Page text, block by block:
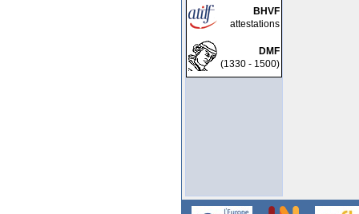
BHVF
attestations
DMF
(1330 - 1500)